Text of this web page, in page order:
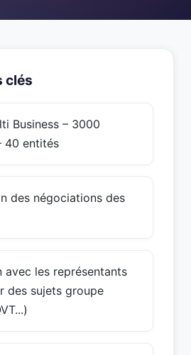
clés
Business – 3000
40 entités
des négociations des
avec les représentants
des sujets groupe